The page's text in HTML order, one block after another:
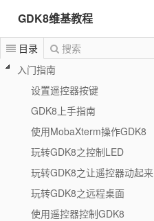
GDK8维基教程
目录 搜索
入门指南
设置遥控器按键
GDK8上手指南
使用MobaXterm操作GDK8
玩转GDK8之控制LED
玩转GDK8之让遥控器动起来
玩转GDK8之远程桌面
使用遥控器控制GDK8